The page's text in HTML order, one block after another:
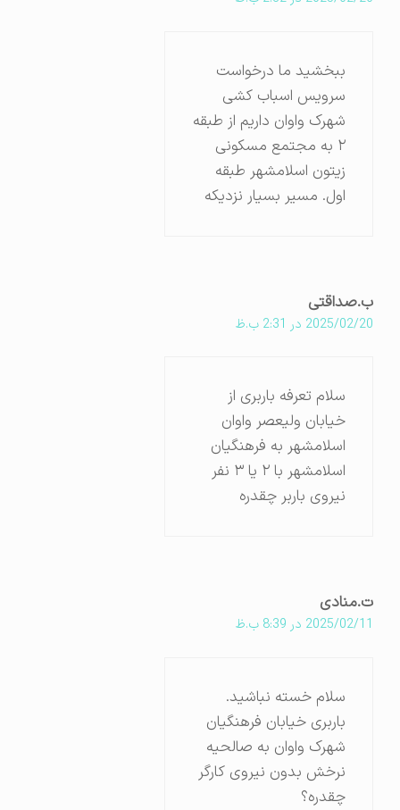
ببخشید ما درخواست
سرویس اسباب کشی
شهرک واوان داریم از طبقه
۲ به مجتمع مسکونی
زیتون اسلامشهر طبقه
اول. مسیر بسیار نزدیکه
ب.صداقتی
2025/02/20 در 2:31 ب.ظ
سلام تعرفه باربری از
خیابان ولیعصر واوان
اسلامشهر به فرهنگیان
اسلامشهر با ۲ یا ۳ نفر
نیروی باربر چقدره
ت.منادی
2025/02/11 در 8:39 ب.ظ
سلام خسته نباشید.
باربری خیابان فرهنگیان
شهرک واوان به صالحیه
نرخش بدون نیروی کارگر
چقدره؟